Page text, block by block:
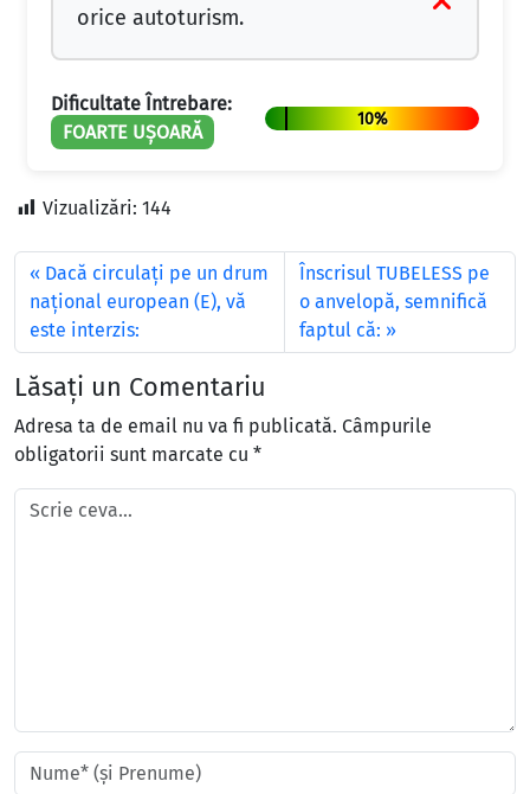
orice autoturism.
Dificultate Întrebare:
FOARTE UȘOARĂ
10%
Vizualizări: 144
Dacă circulaţi pe un drum
naţional european (E), vă
este interzis:
Înscrisul TUBELESS pe
o anvelopă, semnifică
faptul că:
Lăsați un Comentariu
Adresa ta de email nu va fi publicată. Câmpurile
obligatorii sunt marcate cu *